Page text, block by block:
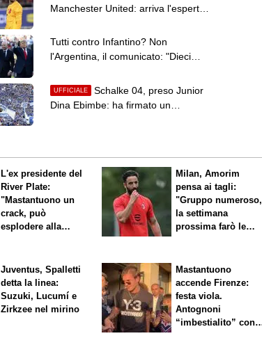
Manchester United: arriva l'esperto
Tutti contro Infantino? Non
l'Argentina, il comunicato: "Dieci
trasparente"
UFFICIALE
Schalke 04, preso Junior
Dina Ebimbe: ha firmato un
L'ex presidente del
River Plate:
"Mastantuono un
crack, può
esplodere alla
Milan, Amorim
pensa ai tagli:
"Gruppo numeroso,
la settimana
prossima farò le
Juventus, Spalletti
detta la linea:
Suzuki, Lucumí e
Zirkzee nel mirino
Mastantuono
accende Firenze:
festa viola.
Antognoni
“imbestialito” con